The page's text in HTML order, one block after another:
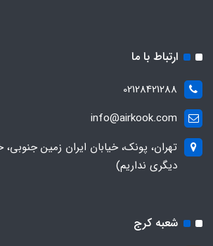
ارتباط با ما
02128421288
info@airkook.com
دیگری نداریم)
شعبه کرج